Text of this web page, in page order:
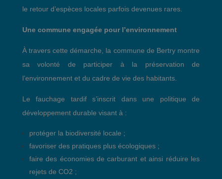
le retour d’espèces locales parfois devenues rares.
Une commune engagée pour l’environnement
À travers cette démarche, la commune de Bertry montre
sa volonté de participer à la préservation de
l’environnement et du cadre de vie des habitants.
Le fauchage tardif s’inscrit dans une politique de
développement durable visant à :
protéger la biodiversité locale ;
favoriser des pratiques plus écologiques ;
faire des économies de carburant et ainsi réduire les
rejets de CO2 ;